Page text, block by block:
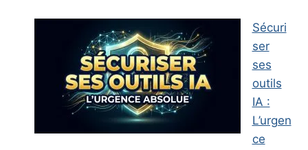
Sécuri
ser
ses
outils
IA :
L’urgen
ce